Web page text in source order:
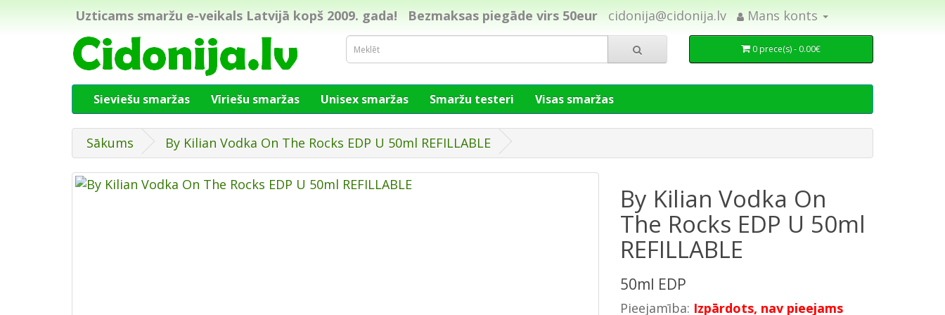
Uzticams smaržu e-veikals Latvijā kopš 2009. gada! Bezmaksas piegāde virs 50eur cidonija@cidonija.lv Mans konts
0 prece(s) - 0.00€
Sieviešu smaržas Vīriešu smaržas Unisex smaržas Smaržu testeri Visas smaržas
Sākums By Kilian Vodka On The Rocks EDP U 50ml REFILLABLE
By Kilian Vodka On
The Rocks EDP U 50ml
REFILLABLE
50ml EDP
Pieejamība: Izpārdots, nav pieejams